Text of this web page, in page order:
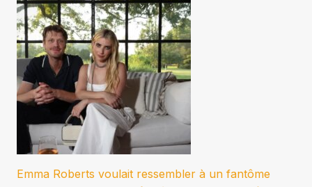
Emma Roberts voulait ressembler à un fantôme